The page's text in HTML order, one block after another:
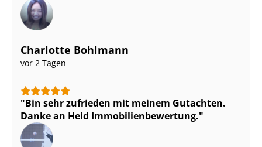
Charlotte Bohlmann
vor 2 Tagen
Bin sehr zufrieden mit meinem Gutachten.
Danke an Heid Im­mo­bi­li­en­be­wer­tung.